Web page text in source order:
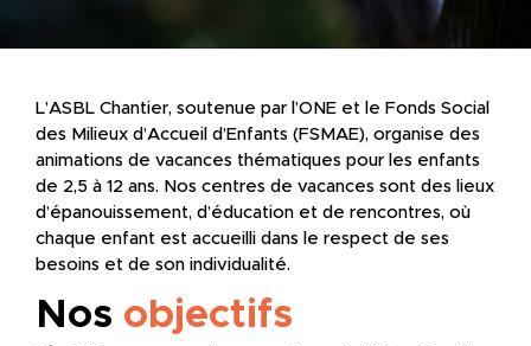
L’ASBL Chantier, soutenue par l’ONE et le Fonds Social
des Milieux d’Accueil d’Enfants (FSMAE), organise des
animations de vacances thématiques pour les enfants
de 2,5 à 12 ans. Nos centres de vacances sont des lieux
d’épanouissement, d’éducation et de rencontres, où
chaque enfant est accueilli dans le respect de ses
besoins et de son individualité.
Nos objectifs